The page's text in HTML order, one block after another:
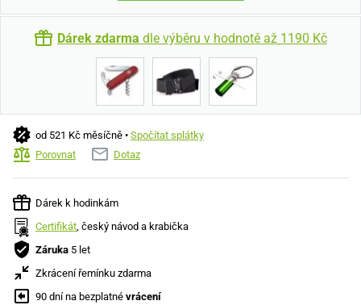
Dárek zdarma dle výběru v hodnotě až 1190 Kč
od 521 Kč měsíčně • Spočítat splátky
Porovnat
Dotaz
Dárek k hodinkám
Certifikát, český návod a krabička
Záruka 5 let
Zkrácení řemínku zdarma
90 dní na bezplatné vrácení